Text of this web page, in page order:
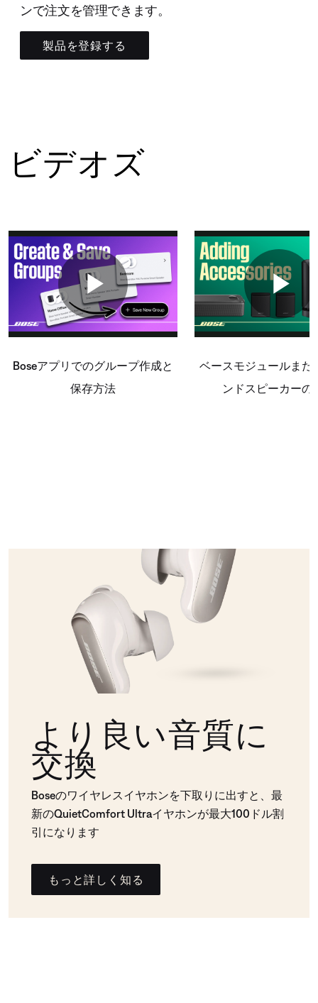
ンで注文を管理できます。
製品を登録する
ビデオズ
Boseアプリでのグループ作成と
保存方法
ベースモジュールまた
ンドスピーカーの
より良い音質に
交換
Boseのワイヤレスイヤホンを下取りに出すと、最
新のQuietComfort Ultraイヤホンが最大100ドル割
引になります
もっと詳しく知る